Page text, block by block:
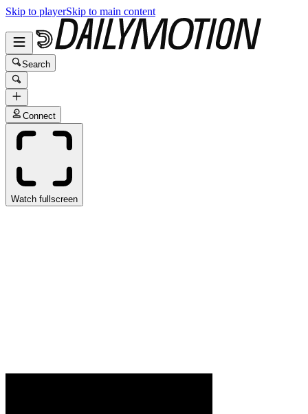
Skip to playerSkip to main content
Search
Connect
Watch fullscreen